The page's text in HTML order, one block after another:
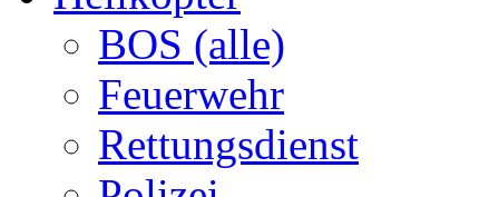
BOS (alle)
Feuerwehr
Rettungsdienst